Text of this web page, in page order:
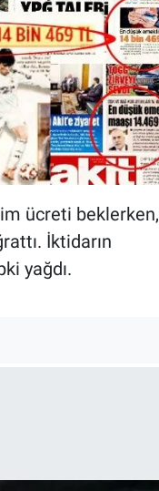
ücreti beklerken,
İktidarın
yağdı.